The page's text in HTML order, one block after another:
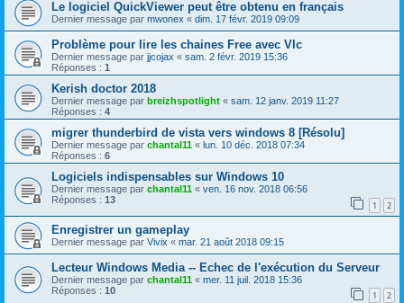
Le logiciel QuickViewer peut être obtenu en français
Dernier message par mwonex « dim. 17 févr. 2019 09:09
Problème pour lire les chaines Free avec Vlc
Dernier message par jjcojax « sam. 2 févr. 2019 15:36
Réponses : 1
Kerish doctor 2018
Dernier message par breizhspotlight « sam. 12 janv. 2019 11:27
Réponses : 4
migrer thunderbird de vista vers windows 8 [Résolu]
Dernier message par chantal11 « lun. 10 déc. 2018 07:34
Réponses : 6
Logiciels indispensables sur Windows 10
Dernier message par chantal11 « ven. 16 nov. 2018 06:56
Réponses : 13 1 2
Enregistrer un gameplay
Dernier message par Vivix « mar. 21 août 2018 09:15
Lecteur Windows Media -- Echec de l'exécution du Serveur
Dernier message par chantal11 « mer. 11 juil. 2018 15:36
Réponses : 10 1 2